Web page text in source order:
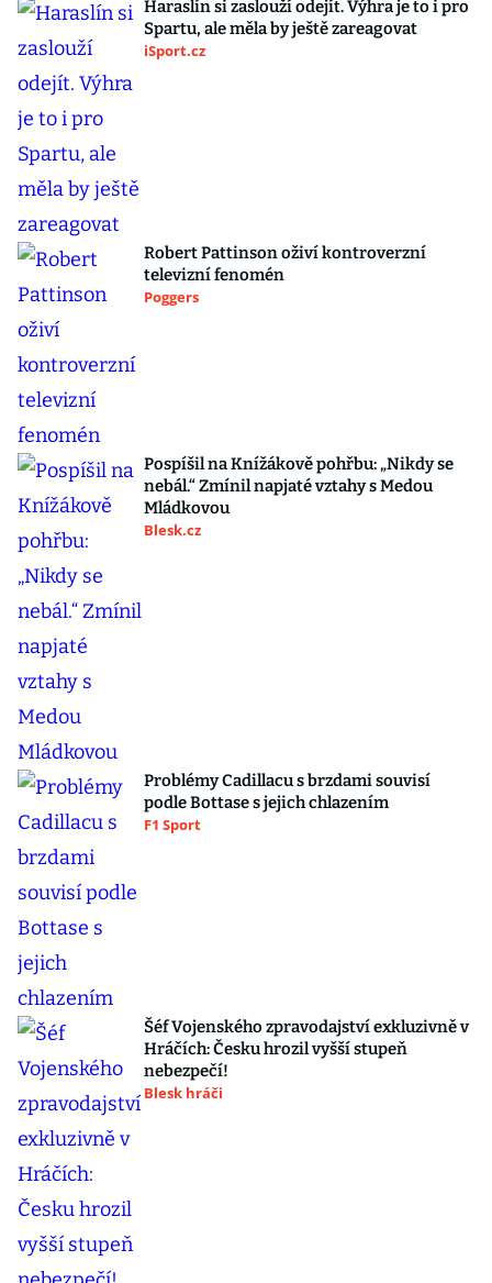
Haraslín si zaslouží odejít. Výhra je to i pro
Spartu, ale měla by ještě zareagovat
iSport.cz
Robert Pattinson oživí kontroverzní
televizní fenomén
Poggers
Pospíšil na Knížákově pohřbu: „Nikdy se
nebál.“ Zmínil napjaté vztahy s Medou
Mládkovou
Blesk.cz
Problémy Cadillacu s brzdami souvisí
podle Bottase s jejich chlazením
F1 Sport
Šéf Vojenského zpravodajství exkluzivně v
Hráčích: Česku hrozil vyšší stupeň
nebezpečí!
Blesk hráči